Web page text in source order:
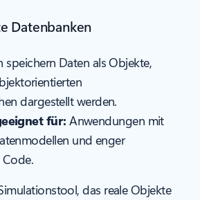
Datenbanken
speichern Daten als Objekte,
dargestellt werden.
für: Anwendungen mit
und enger
das reale Objekte